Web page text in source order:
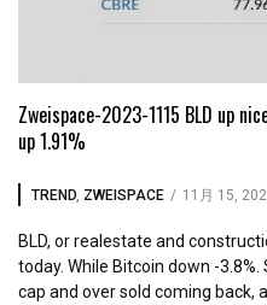
Zweispace-2023-1115 BLD up
up 1.91%
TREND, ZWEISPACE / 11月 15,
BLD, or realestate and
today. While Bitcoin down -3.8%.
cap and over sold coming back,